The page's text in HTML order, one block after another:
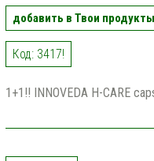
добавить в Твои продукты
Код: 3417!
1+1!! INNOVEDA H-CARE